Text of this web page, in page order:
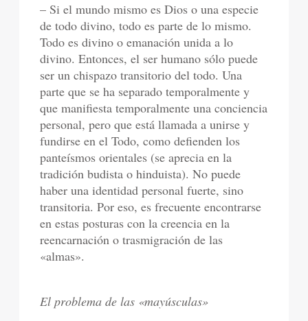
– Si el mundo mismo es Dios o una especie
de todo divino, todo es parte de lo mismo.
Todo es divino o emanación unida a lo
divino. Entonces, el ser humano sólo puede
ser un chispazo transitorio del todo. Una
parte que se ha separado temporalmente y
que manifiesta temporalmente una conciencia
personal, pero que está llamada a unirse y
fundirse en el Todo, como defienden los
panteísmos orientales (se aprecia en la
tradición budista o hinduista). No puede
haber una identidad personal fuerte, sino
transitoria. Por eso, es frecuente encontrarse
en estas posturas con la creencia en la
reencarnación o trasmigración de las
«almas».
El problema de las «mayúsculas»